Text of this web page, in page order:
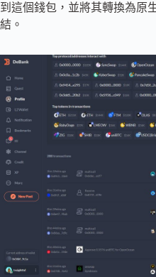
到這個錢包，並將其轉換為原
結。